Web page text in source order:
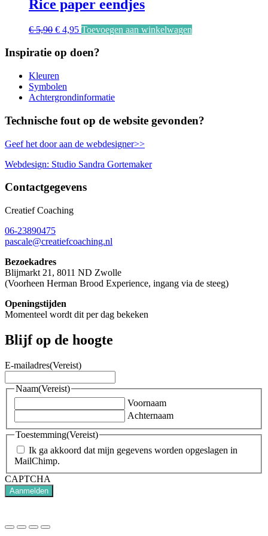
Rice paper eendjes
€5,90 Oorspronkelijke
was:
€ 5,90.
€ 4,95Huidige
is:
Toevoegen aan winkelwagen
Inspiratie op doen?
Kleuren
Symbolen
Achtergrondinformatie
Technische fout op de website gevonden?
Geef het door aan de webdesigner>>
Webdesign: Studio Sandra Gortemaker
Contactgegevens
Creatief Coaching
06-23890475
pascale@creatiefcoaching.nl
Bezoekadres
Blijmarkt 21, 8011 ND Zwolle
(Voorheen Herman Brood Experience, ingang via de steeg)
Openingstijden
Momenteel wordt dit per dag bekeken
Blijf op de hoogte
E-mailadres(Vereist)
Naam(Vereist)
Voornaam
Achternaam
Toestemming(Vereist)
Ik ga akkoord dat mijn gegevens worden opgeslagen in
MailChimp.
CAPTCHA
Aanmelden